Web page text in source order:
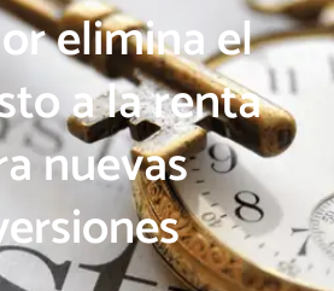
elimina el
a la renta
nuevas